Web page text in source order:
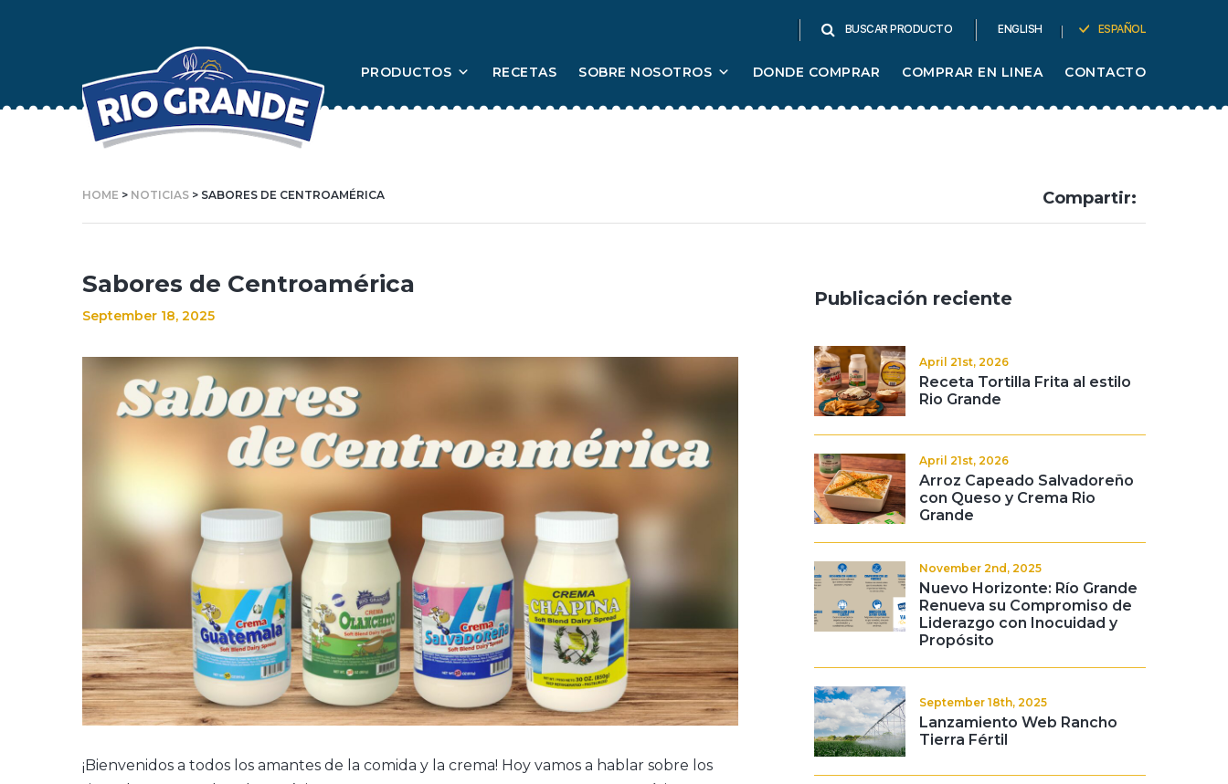
BUSCAR PRODUCTO ENGLISH ESPAÑOL
PRODUCTOS RECETAS SOBRE NOSOTROS DONDE COMPRAR COMPRAR EN LINEA CONTACTO
HOME > NOTICIAS > SABORES DE CENTROAMÉRICA Compartir:
Sabores de Centroamérica
September 18, 2025
¡Bienvenidos a todos los amantes de la comida y la crema! Hoy vamos a hablar sobre los
Publicación reciente
April 21st, 2026
Receta Tortilla Frita al estilo
Rio Grande
April 21st, 2026
Arroz Capeado Salvadoreño
con Queso y Crema Rio
Grande
November 2nd, 2025
Nuevo Horizonte: Río Grande
Renueva su Compromiso de
Liderazgo con Inocuidad y
Propósito
September 18th, 2025
Lanzamiento Web Rancho
Tierra Fértil